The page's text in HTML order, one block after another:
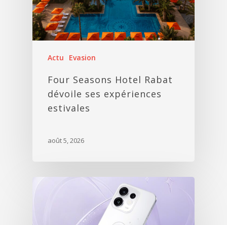
Actu Evasion
Four Seasons Hotel Rabat
dévoile ses expériences
estivales
août 5, 2026